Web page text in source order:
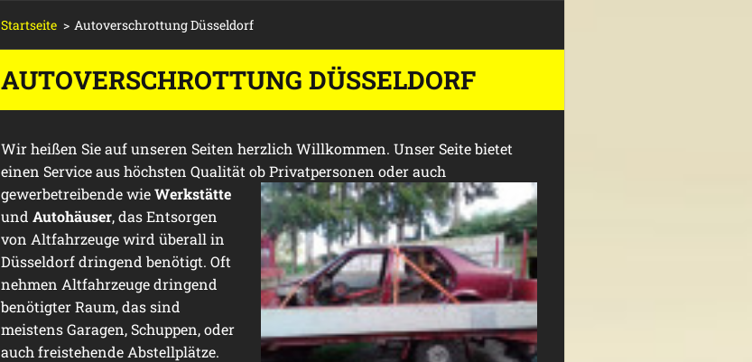
Startseite > Autoverschrottung Düsseldorf
AUTOVERSCHROTTUNG DÜSSELDORF
Wir heißen Sie auf unseren Seiten herzlich Willkommen. Unser Seite bietet
einen Service aus höchsten Qualität ob Privatpersonen oder auch
gewerbetreibende wieWerkstätte
und Autohäuser, das Entsorgen
von Altfahrzeuge wird überall in
Düsseldorf dringend benötigt. Oft
nehmen Altfahrzeuge dringend
benötigter Raum, das sind
meistens Garagen, Schuppen, oder
auch freistehende Abstellplätze.